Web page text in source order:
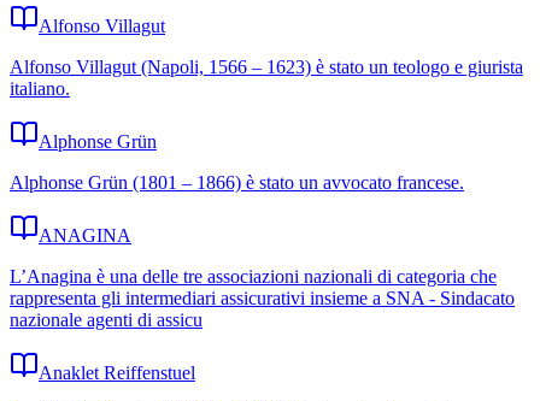
Alfonso Villagut
Alfonso Villagut (Napoli, 1566 – 1623) è stato un teologo e giurista
italiano.
Alphonse Grün
Alphonse Grün (1801 – 1866) è stato un avvocato francese.
ANAGINA
L’Anagina è una delle tre associazioni nazionali di categoria che
rappresenta gli intermediari assicurativi insieme a SNA - Sindacato
nazionale agenti di assicu
Anaklet Reiffenstuel